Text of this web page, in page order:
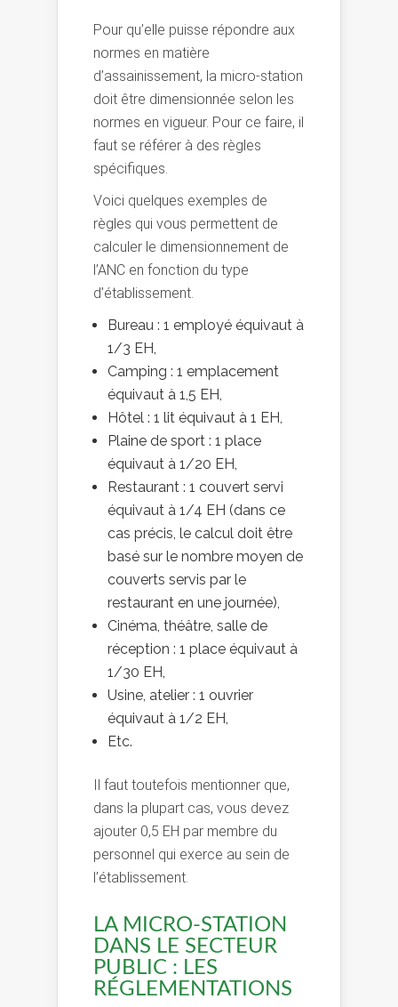
Pour qu’elle puisse répondre aux
normes en matière
d’assainissement, la micro-station
doit être dimensionnée selon les
normes en vigueur. Pour ce faire, il
faut se référer à des règles
spécifiques.
Voici quelques exemples de
règles qui vous permettent de
calculer le dimensionnement de
l’ANC en fonction du type
d’établissement.
Bureau : 1 employé équivaut à
1/3 EH,
Camping : 1 emplacement
équivaut à 1,5 EH,
Hôtel : 1 lit équivaut à 1 EH,
Plaine de sport : 1 place
équivaut à 1/20 EH,
Restaurant : 1 couvert servi
équivaut à 1/4 EH (dans ce
cas précis, le calcul doit être
basé sur le nombre moyen de
couverts servis par le
restaurant en une journée),
Cinéma, théâtre, salle de
réception : 1 place équivaut à
1/30 EH,
Usine, atelier : 1 ouvrier
équivaut à 1/2 EH,
Etc.
Il faut toutefois mentionner que,
dans la plupart cas, vous devez
ajouter 0,5 EH par membre du
personnel qui exerce au sein de
l’établissement.
LA MICRO-STATION
DANS LE SECTEUR
PUBLIC : LES
RÉGLEMENTATIONS